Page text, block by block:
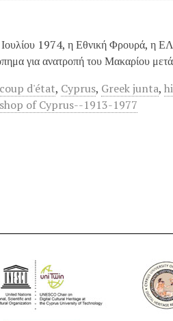
Ιουλίου 1974, η Εθνική Φρουρά,
για ανατροπή του Μακαρίου
coup d'état, Cyprus, Greek junta,
of Cyprus--1913-1977